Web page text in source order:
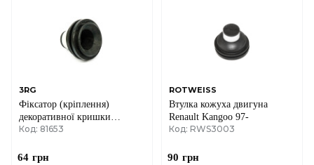
3RG
Фіксатор (кріплення)
декоративної кришки
двигуна Renault Duster I
Код: 81653
64 грн
ROTWEISS
Втулка кожуха двигуна
Renault Kangoo 97-
Код: RWS3003
90 грн